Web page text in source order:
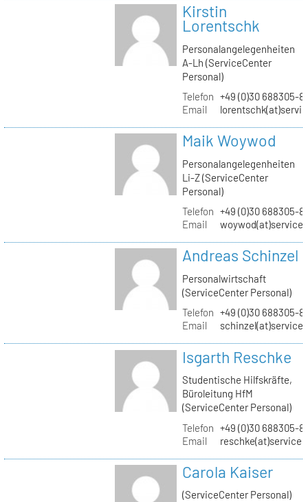
Kirstin
Lorentschk
Personalangelegenheiten
A-Lh (ServiceCenter
Personal)
Telefon +49 (0)30 688305-
Email
Maik Woywod
Personalangelegenheiten
Li-Z (ServiceCenter
Personal)
Telefon +49 (0)30 688305-
Email
Andreas Schinzel
Personalwirtschaft
(ServiceCenter Personal)
Telefon +49 (0)30 688305-
Email
Isgarth Reschke
Studentische Hilfskräfte,
Büroleitung HfM
(ServiceCenter Personal)
Telefon +49 (0)30 688305-
Email
Carola Kaiser
(ServiceCenter Personal)